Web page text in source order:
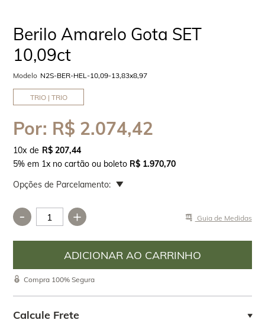
Berilo Amarelo Gota SET
10,09ct
Modelo N2S-BER-HEL-10,09-13,83x8,97
TRIO | TRIO
Por: R$ 2.074,42
10x
R$ 207,44
5% em 1x no cartão ou boleto R$ 1.970,70
Opções de Parcelamento:
- + Guia de Medidas
Compra 100% Segura
Calcule Frete